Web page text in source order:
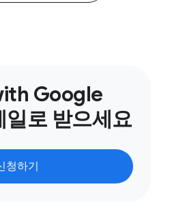
니다.
은 데이터의 소유권이 항상
는 것입니다. Google Ads에서
데이터는 경쟁 업체가
용할 수 없다는 것이죠.
Google
일로 받으세요
청하기